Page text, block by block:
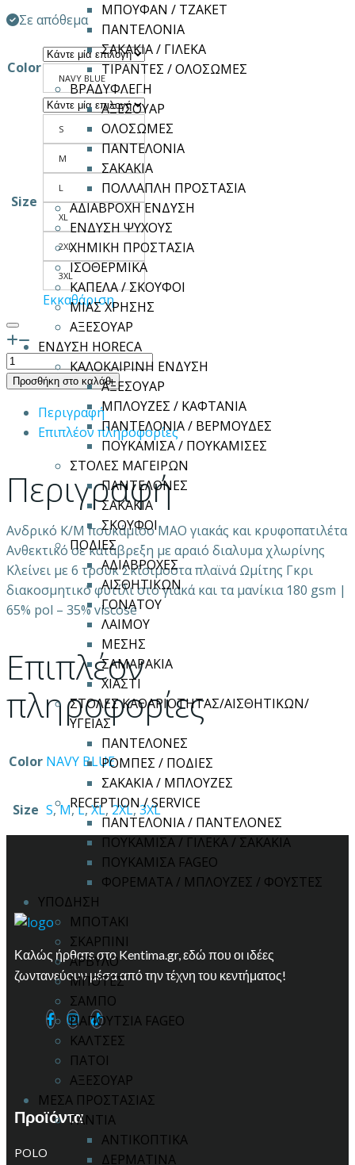
ΜΠΟΥΦΑΝ / ΤΖΑΚΕΤ
ΠΑΝΤΕΛΟΝΙΑ
ΣΑΚΑΚΙΑ / ΓΙΛΕΚΑ
ΤΙΡΑΝΤΕΣ / ΟΛΟΣΩΜΕΣ
ΒΡΑΔΥΦΛΕΓΗ
ΑΞΕΣΟΥΑΡ
ΟΛΟΣΩΜΕΣ
ΠΑΝΤΕΛΟΝΙΑ
ΣΑΚΑΚΙΑ
ΠΟΛΛΑΠΛΗ ΠΡΟΣΤΑΣΙΑ
ΑΔΙΑΒΡΟΧΗ ΕΝΔΥΣΗ
ΕΝΔΥΣΗ ΨΥΧΟΥΣ
ΧΗΜΙΚΗ ΠΡΟΣΤΑΣΙΑ
ΙΣΟΘΕΡΜΙΚΑ
ΚΑΠΕΛΑ / ΣΚΟΥΦΟΙ
ΜΙΑΣ ΧΡΗΣΗΣ
ΑΞΕΣΟΥΑΡ
ΕΝΔΥΣΗ HORECA
ΚΑΛΟΚΑΙΡΙΝΗ ΕΝΔΥΣΗ
ΑΞΕΣΟΥΑΡ
ΜΠΛΟΥΖΕΣ / ΚΑΦΤΑΝΙΑ
ΠΑΝΤΕΛΟΝΙΑ / ΒΕΡΜΟΥΔΕΣ
ΠΟΥΚΑΜΙΣΑ / ΠΟΥΚΑΜΙΣΕΣ
ΣΤΟΛΕΣ ΜΑΓΕΙΡΩΝ
ΠΑΝΤΕΛΟΝΕΣ
ΣΑΚΑΚΙΑ
ΣΚΟΥΦΟΙ
ΠΟΔΙΕΣ
ΑΔΙΑΒΡΟΧΕΣ
ΑΙΣΘΗΤΙΚΩΝ
ΓΟΝΑΤΟΥ
ΛΑΙΜΟΥ
ΜΕΣΗΣ
ΣΑΜΑΡΑΚΙΑ
ΧΙΑΣΤΙ
ΣΤΟΛΕΣ ΚΑΘΑΡΙΟΤΗΤΑΣ/ΑΙΣΘΗΤΙΚΩΝ/
ΥΓΕΙΑΣ
ΠΑΝΤΕΛΟΝΕΣ
ΡΟΜΠΕΣ / ΠΟΔΙΕΣ
ΣΑΚΑΚΙΑ / ΜΠΛΟΥΖΕΣ
RECEPTION / SERVICE
ΠΑΝΤΕΛΟΝΙΑ / ΠΑΝΤΕΛΟΝΕΣ
ΠΟΥΚΑΜΙΣΑ / ΓΙΛΕΚΑ / ΣΑΚΑΚΙΑ
ΠΟΥΚΑΜΙΣΑ FAGEO
ΦΟΡΕΜΑΤΑ / ΜΠΛΟΥΖΕΣ / ΦΟΥΣΤΕΣ
ΥΠΟΔΗΣΗ
ΜΠΟΤΑΚΙ
ΣΚΑΡΠΙΝΙ
ΑΡΒΥΛΟ
ΜΠΟΤΕΣ
ΣΑΜΠΟ
ΠΑΠΟΥΤΣΙΑ FAGEO
ΚΑΛΤΣΕΣ
ΠΑΤΟΙ
ΑΞΕΣΟΥΑΡ
ΜΕΣΑ ΠΡΟΣΤΑΣΙΑΣ
ΓΑΝΤΙΑ
ΑΝΤΙΚΟΠΤΙΚΑ
ΔΕΡΜΑΤΙΝΑ
Σε απόθεμα
Color
NAVY BLUE
Size
S
M
L
XL
2XL
3XL
Εκκαθάριση
Πουκάμισο
Αντρικό
CALVIN
Προσθήκη στο καλάθι
Περιγραφή
Επιπλέον πληροφορίες
Περιγραφή
Ανδρικό Κ/Μ πουκάμισο ΜΑΟ γιακάς και κρυφοπατιλέτα
Ανθεκτικό σε κατάβρεξη με αραιό διαλυμα χλωρίνης
Κλείνει με 6 τρουκ Σκίσιμοστα πλαϊνά Ωμίτης Γκρι
διακοσμητικό φυτίλι στο γιακά και τα μανίκια 180 gsm |
65% pol – 35% viscose
Επιπλέον
πληροφορίες
Color NAVY BLUE
Size S,M,L,XL,2XL,3XL
Καλώς ήρθατε στο Kentima.gr, εδώ που οι ιδέες
ζωντανεύουν μέσα από την τέχνη του κεντήματος!
Προϊόντα
POLO